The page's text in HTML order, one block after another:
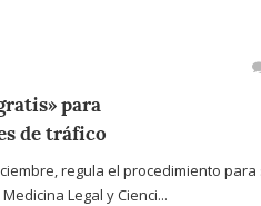
para
de tráfico
regula el procedimiento
Legal y Cienci...